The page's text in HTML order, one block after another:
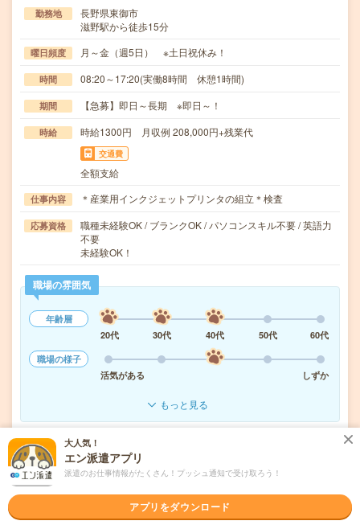
勤務地
長野県東御市
滋野駅から徒歩15分
曜日頻度 月～金（週5日） ※土日祝休み！
時間 08:20～17:20(実働8時間 休憩1時間)
期間 【急募】即日～長期 ※即日～！
時給 時給1300円 月収例 208,000円+残業代
交通費
全額支給
仕事内容 ＊産業用インクジェットプリンタの組立＊検査
応募資格
職種未経験OK / ブランクOK / パソコンスキル不要 / 英語力
不要
未経験OK！
職場の雰囲気
年齢層
20代
30代 40代 50代
60代
職場の様子
活気がある
しずか
もっと見る
気になる!
大人気！
エン派遣アプリ
派遣のお仕事情報がたくさん！プッシュ通知で受け取ろう！
アプリをダウンロード